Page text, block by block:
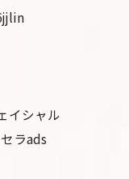
イシャル
ラads